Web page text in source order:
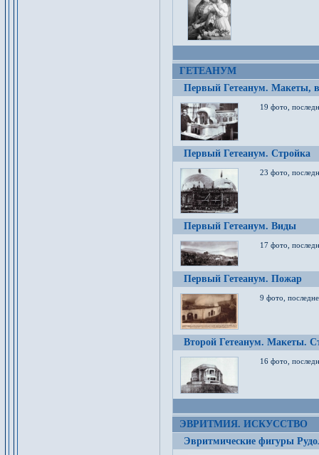
ГЕТЕАНУМ
Первый Гетеанум. Макеты,
19 фото,
Первый Гетеанум. Стройка
23 фото,
Первый Гетеанум. Виды
17 фото,
Первый Гетеанум. Пожар
9 фото,
Второй Гетеанум. Макеты.
16 фото,
ЭВРИТМИЯ. ИСКУССТВО
Эвритмические фигуры